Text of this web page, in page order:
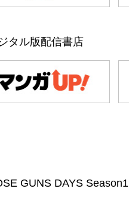
タル版配信書店
GUNS DAYS Season1